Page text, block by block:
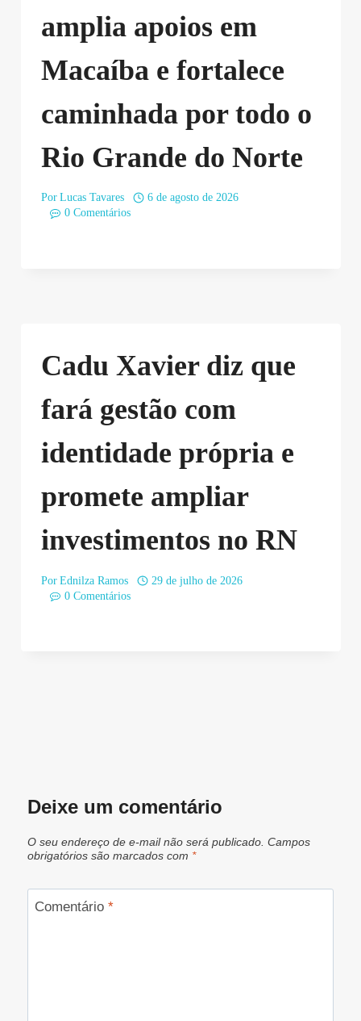
amplia apoios em
Macaíba e fortalece
caminhada por todo o
Rio Grande do Norte
Por Lucas Tavares
6 de agosto de 2026
0 Comentários
Cadu Xavier diz que
fará gestão com
identidade própria e
promete ampliar
investimentos no RN
Por Ednilza Ramos
29 de julho de 2026
0 Comentários
Deixe um comentário
O seu endereço de e-mail não será publicado. Campos
obrigatórios são marcados com *
Comentário *